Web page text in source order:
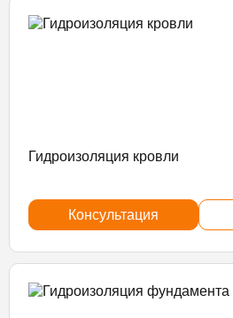
Гидроизоляция кровли
Консультация